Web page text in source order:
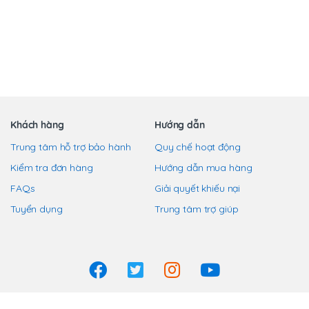
Khách hàng
Trung tâm hỗ trợ bảo hành
Kiểm tra đơn hàng
FAQs
Tuyển dụng
Hướng dẫn
Quy chế hoạt động
Hướng dẫn mua hàng
Giải quyết khiếu nại
Trung tâm trợ giúp